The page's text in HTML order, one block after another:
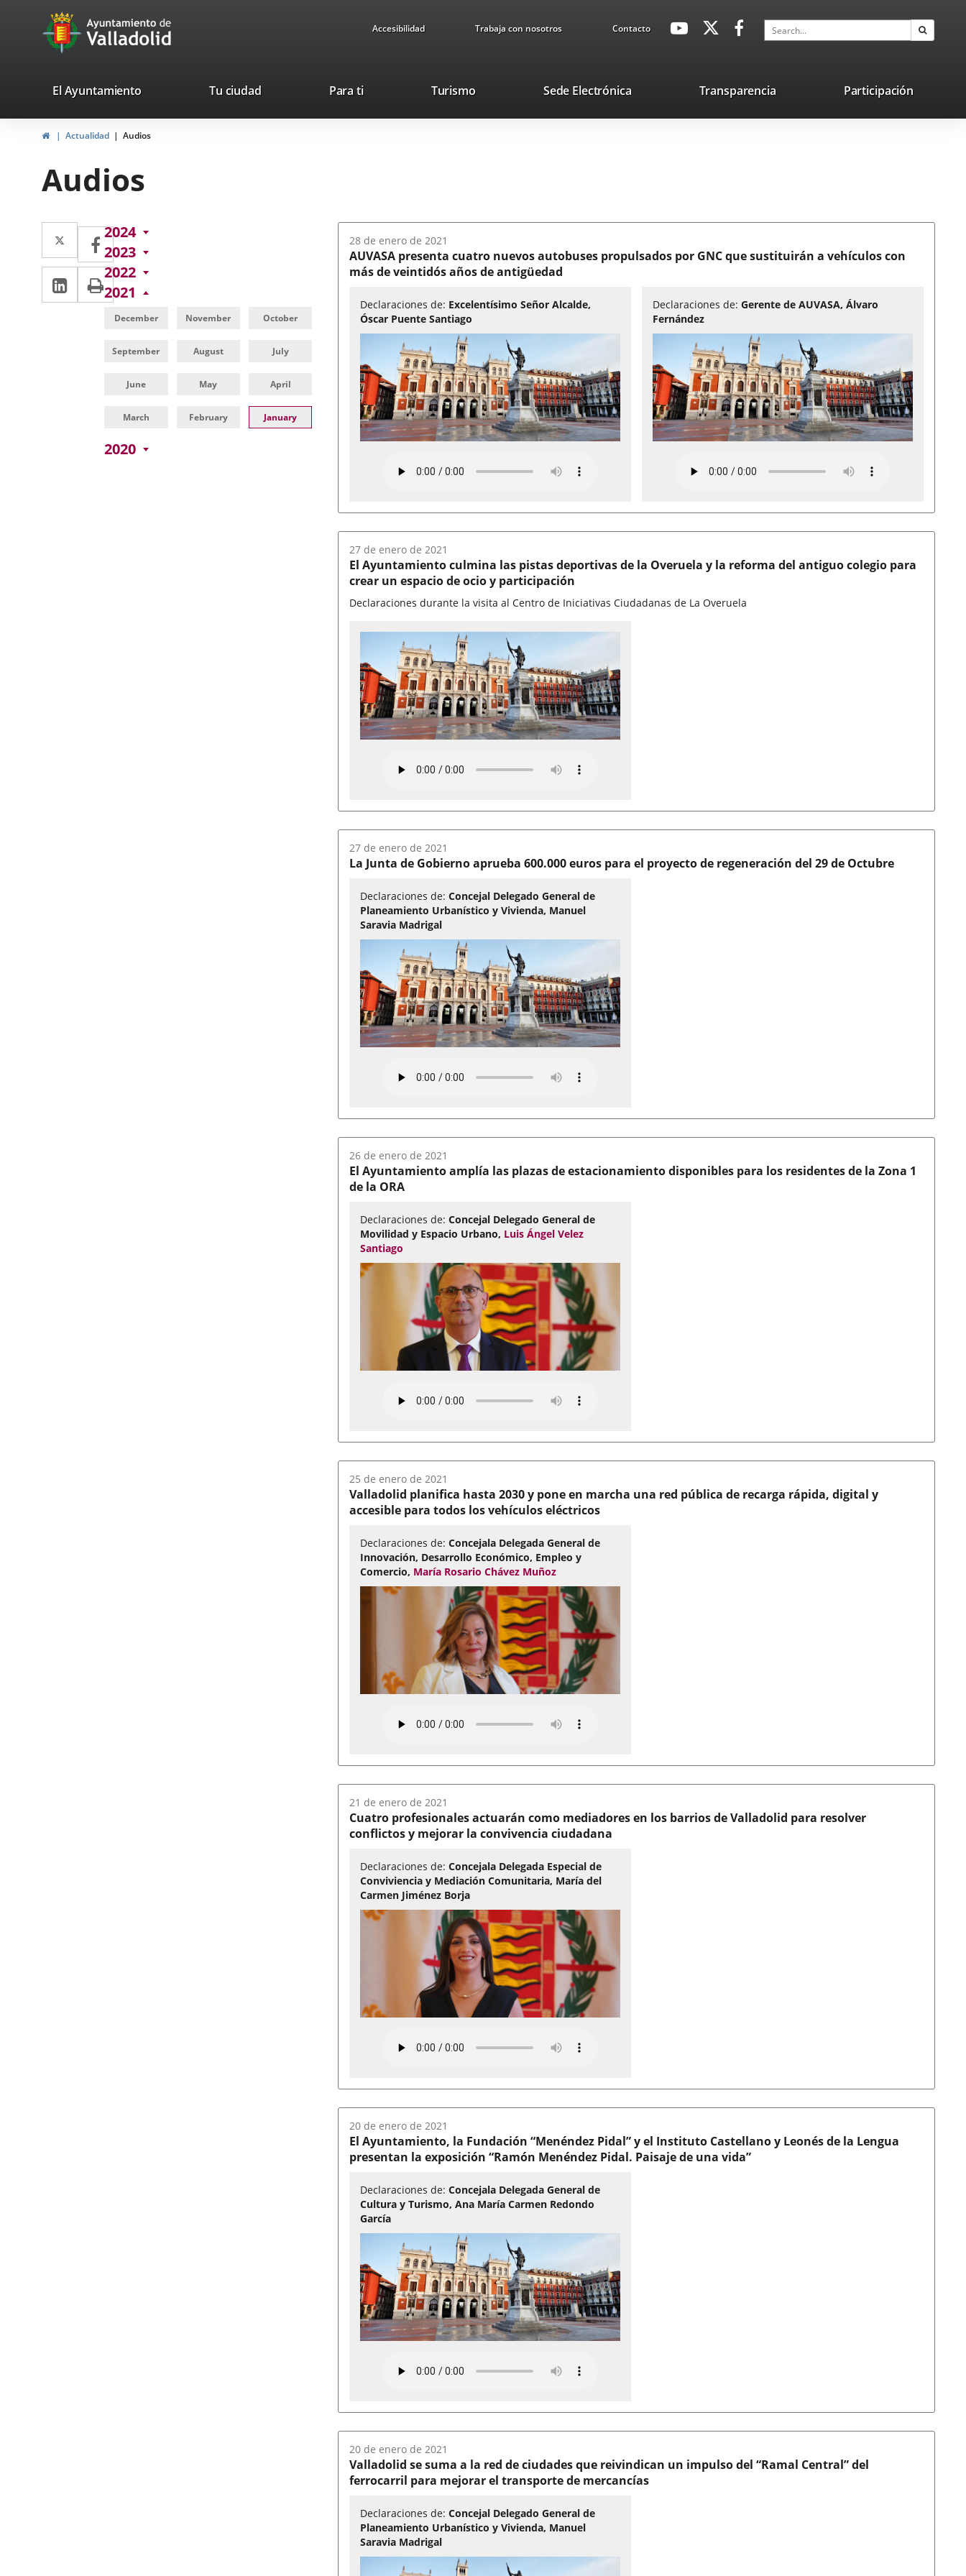
Portal
Web
Ayuntamiento
de
Accesibilidad Trabaja con nosotros ContactoavaHeaderSocial
Link
Link
application.
application.
Search
valladolid.es
El Ayuntamiento Tu ciudad Para ti TurismoThis
will
Sede ElectrónicaLink
external
Transparencia Participación
HomeActualidad Audios
Audios
Twitter
Enlace
a
una
aplicación
Facebook
Enlace
a
una
aplicación
Linkedin
Enlace
a
aplicación
externa.
Print
2024
2023
2022
2021
December November October
September August July
June May April
March February January
2020
Fecha
del
audio:
28 de enero de 2021
AUVASA presenta cuatro nuevos autobuses propulsados por GNC que sustituirán a vehículos con
más de veintidós años de antigüedad
Declaraciones de: Excelentísimo Señor Alcalde,
Óscar Puente Santiago
Declaraciones de:Gerente de AUVASA, Álvaro
Fernández
Fecha
del
audio:
27 de enero de 2021
El Ayuntamiento culmina las pistas deportivas de la Overuela y la reforma del antiguo colegio para
crear un espacio de ocio y participación
Declaraciones durante la visita al Centro de Iniciativas Ciudadanas de La Overuela
Fecha
del
27 de enero de 2021
La Junta de Gobierno aprueba 600.000 euros para el proyecto de regeneración del 29 de Octubre
Declaraciones de:Concejal Delegado General de
Planeamiento Urbanístico y Vivienda, Manuel
Saravia Madrigal
Fecha
del
audio:
26 de enero de 2021
El Ayuntamiento amplía las plazas de estacionamiento disponibles para los residentes de la Zona 1
de la ORA
Declaraciones de:Concejal Delegado General de
Movilidad y Espacio Urbano, Luis Ángel Velez
Santiago
Fecha
del
audio:
25 de enero de 2021
Valladolid planifica hasta 2030 y pone en marcha una red pública de recarga rápida, digital y
accesible para todos los vehículos eléctricos
Declaraciones de:Concejala Delegada General de
Innovación, Desarrollo Económico, Empleo y
Comercio, María Rosario Chávez Muñoz
Fecha
del
audio:
21 de enero de 2021
Cuatro profesionales actuarán como mediadores en los barrios de Valladolid para resolver
conflictos y mejorar la convivencia ciudadana
Declaraciones de:Concejala Delegada Especial de
Conviviencia y Mediación Comunitaria, María del
Carmen Jiménez Borja
Fecha
del
audio:
20 de enero de 2021
El Ayuntamiento, la Fundación “Menéndez Pidal” y el Instituto Castellano y Leonés de la Lengua
presentan la exposición “Ramón Menéndez Pidal. Paisaje de una vida”
Declaraciones de:Concejala Delegada General de
Cultura y Turismo, Ana María Carmen Redondo
García
Fecha
del
audio:
20 de enero de 2021
Valladolid se suma a la red de ciudades que reivindican un impulso del “Ramal Central” del
ferrocarril para mejorar el transporte de mercancías
Declaraciones de:Concejal Delegado General de
Planeamiento Urbanístico y Vivienda, Manuel
Saravia Madrigal